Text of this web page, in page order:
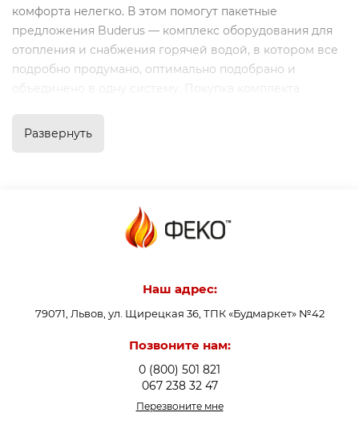
комфорта нелегко. В этом помогут пакетные
предложения Buderus — комплекс оборудования для
отопления и снабжения горячей водой, в котором все
подробно продумано, оптимально подобрано и
объединено в одну систему. Покупка комплекта
сравнению с приобретением всего необходимого для
Особенности продукции
специализируется на системах отопления и горячего
эффективные модульные и системные решения для
отопления, горячего водоснабжения и охлаждения. Для
высококачественные материалы, современные
Развернуть
Наш адрес:
79071, Львов, ул. Щирецкая 36, ТПК «Будмаркет» №42
Позвоните нам:
0 (800) 501 821
067 238 32 47
Перезвоните мне